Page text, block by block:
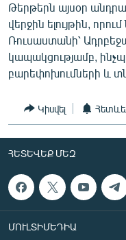
ՂԱՐԱԲԱՂ
ՊԱՏԵՐԱԶՄԻ 6
ՏԱՐԱԾԱՇՐՋԱՆ
ՄՇԱԿՈՒՅԹ
ՍՊՈՐՏ
ՏՏ ԵՒ ԻՆՏԵՐՆԵՏ
ԿՈՐՈՆԱՎԻՐՈՒՍ
Թերթերն այսօր
վերջին ելույթին,
Ռուսաստանի՝
կապակցությամբ,
բարեփոխումների և
Կիսվել
ՀԵՏԵՎԵՔ ՄԵԶ
ՄՈՒԼՏԻՄԵԴԻԱ